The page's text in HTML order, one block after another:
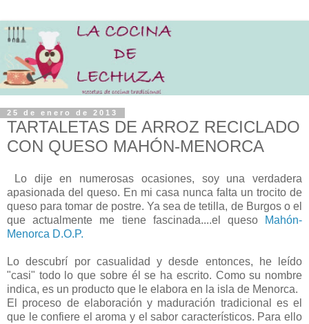
25 de enero de 2013
TARTALETAS DE ARROZ RECICLADO
CON QUESO MAHÓN-MENORCA
Lo dije en numerosas ocasiones, soy una verdadera
apasionada del queso. En mi casa nunca falta un trocito de
queso para tomar de postre. Ya sea de tetilla, de Burgos o el
que actualmente me tiene fascinada....el quesoMahón-
Menorca D.O.P.
Lo descubrí por casualidad y desde entonces, he leído
"casi" todo lo que sobre él se ha escrito. Como su nombre
indica, es un producto que le elabora en la isla de Menorca.
El proceso de elaboración y maduración tradicional es el
que le confiere el aroma y el sabor característicos. Para ello